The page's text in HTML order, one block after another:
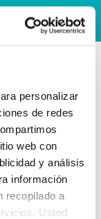
personalizar
de redes
web con
y análisis
información
recopilado a
Usted